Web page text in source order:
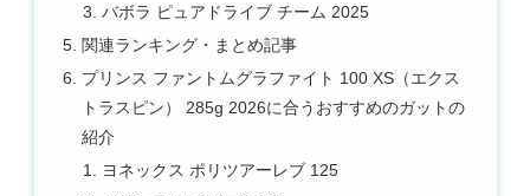
バボラ ピュアドライブ チーム 2025
関連ランキング・まとめ記事
プリンス ファントムグラファイト 100 XS（エクス
トラスピン） 285g 2026に合うおすすめのガットの
紹介
ヨネックス ポリツアーレブ 125